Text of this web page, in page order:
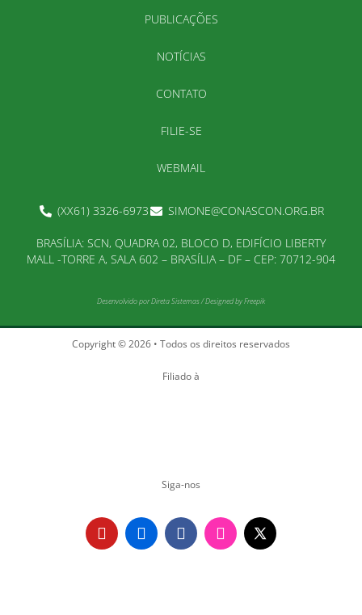
PUBLICAÇÕES
NOTÍCIAS
CONTATO
FILIE-SE
WEBMAIL
(XX61) 3326-6973 SIMONE@CONASCON.ORG.BR
BRASÍLIA: SCN, QUADRA 02, BLOCO D, EDIFÍCIO LIBERTY
MALL -TORRE A, SALA 602 – BRASÍLIA – DF – CEP: 70712-904
Desenvolvido porDireta Sistemas/Designed by Freepik
Copyright © 2026 • Todos os direitos reservados
Filiado à
Siga-nos